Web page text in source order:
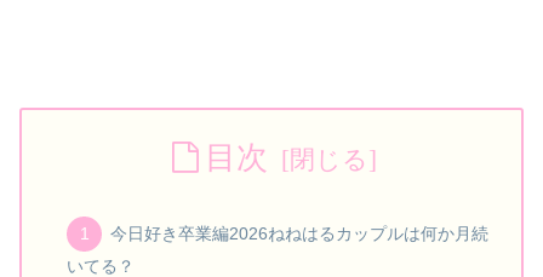
目次
今日好き卒業編2026ねねはるカップルは何か月続
いてる？